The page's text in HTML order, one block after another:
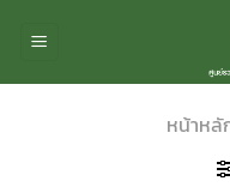
หน้าหลั